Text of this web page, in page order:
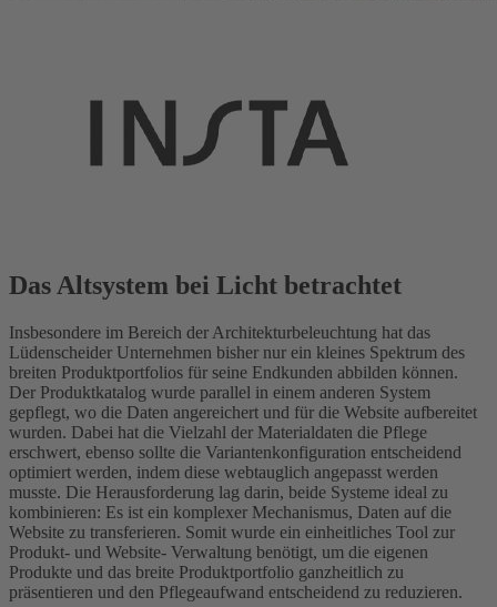
Das Altsystem bei Licht betrachtet
Insbesondere im Bereich der Architekturbeleuchtung hat das
Lüdenscheider Unternehmen bisher nur ein kleines Spektrum des
breiten Produktportfolios für seine Endkunden abbilden können.
Der Produktkatalog wurde parallel in einem anderen System
gepflegt, wo die Daten angereichert und für die Website aufbereitet
wurden. Dabei hat die Vielzahl der Materialdaten die Pflege
erschwert, ebenso sollte die Variantenkonfiguration entscheidend
optimiert werden, indem diese webtauglich angepasst werden
musste. Die Herausforderung lag darin, beide Systeme ideal zu
kombinieren: Es ist ein komplexer Mechanismus, Daten auf die
Website zu transferieren. Somit wurde ein einheitliches Tool zur
Produkt- und Website- Verwaltung benötigt, um die eigenen
Produkte und das breite Produktportfolio ganzheitlich zu
präsentieren und den Pflegeaufwand entscheidend zu reduzieren.